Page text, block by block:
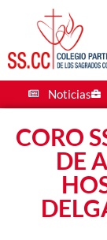
Noticias
CORO
DE